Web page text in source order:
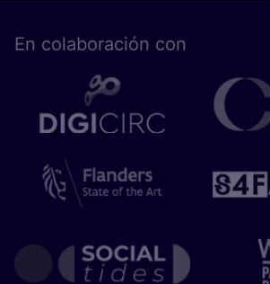
En cola­bo­ra­ción con